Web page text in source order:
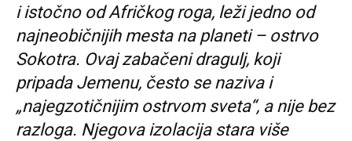
i istočno od Afričkog roga, leži jedno od
najneobičnijih mesta na planeti – ostrvo
Sokotra. Ovaj zabačeni dragulj, koji
pripada Jemenu, često se naziva i
„najegzotičnijim ostrvom sveta“, a nije bez
razloga. Njegova izolacija stara više